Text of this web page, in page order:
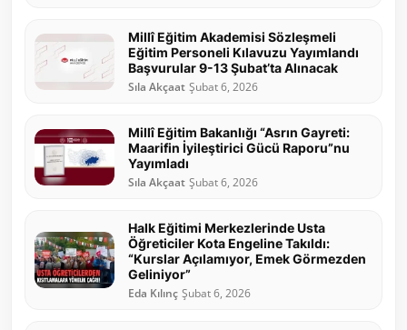
Millî Eğitim Akademisi Sözleşmeli
Eğitim Personeli Kılavuzu Yayımlandı
Başvurular 9-13 Şubat’ta Alınacak
Sıla Akçaat Şubat 6, 2026
Millî Eğitim Bakanlığı “Asrın Gayreti:
Maarifin İyileştirici Gücü Raporu”nu
Yayımladı
Sıla Akçaat Şubat 6, 2026
Halk Eğitimi Merkezlerinde Usta
Öğreticiler Kota Engeline Takıldı:
“Kurslar Açılamıyor, Emek Görmezden
Geliniyor”
Eda Kılınç Şubat 6, 2026